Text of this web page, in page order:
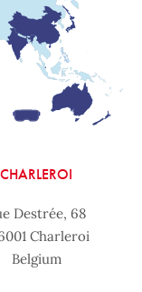
CHARLEROI
Destrée, 68
Charleroi
Belgium